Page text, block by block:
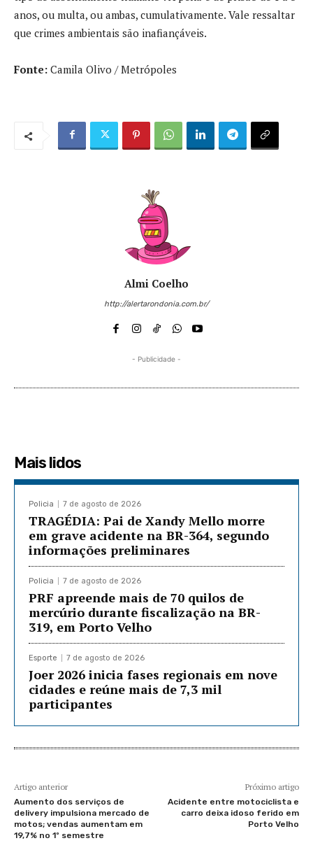
anos, ou multa, ou ambas, cumulativamente. Vale ressaltar
que crimes ambientais são inafiançáveis.
Fonte: Camila Olivo / Metrópoles
Almi Coelho
http://alertarondonia.com.br/
- Publicidade -
Mais lidos
Policia 7 de agosto de 2026
TRAGÉDIA: Pai de Xandy Mello morre
em grave acidente na BR-364, segundo
informações preliminares
Policia 7 de agosto de 2026
PRF apreende mais de 70 quilos de
mercúrio durante fiscalização na BR-
319, em Porto Velho
Esporte 7 de agosto de 2026
Joer 2026 inicia fases regionais em nove
cidades e reúne mais de 7,3 mil
participantes
Artigo anterior
Aumento dos serviços de
delivery impulsiona mercado de
motos; vendas aumentam em
19,7% no 1º semestre
Próximo artigo
Acidente entre motociclista e
carro deixa idoso ferido em
Porto Velho